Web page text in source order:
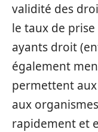
validité des
le taux de
ayants droit
également
permettent
aux
rapidement et